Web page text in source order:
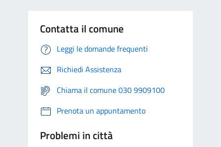
Contatta il comune
Leggi le domande frequenti
Richiedi Assistenza
Chiama il comune 030 9909100
Prenota un appuntamento
Problemi in città